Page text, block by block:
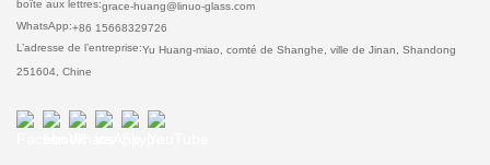
boîte aux lettres:grace-huang@linuo-glass.com
WhatsApp:+86 15668329726
L’adresse de l’entreprise:Yu Huang-miao, comté de Shanghe, ville de Jinan, Shandong
251604, Chine